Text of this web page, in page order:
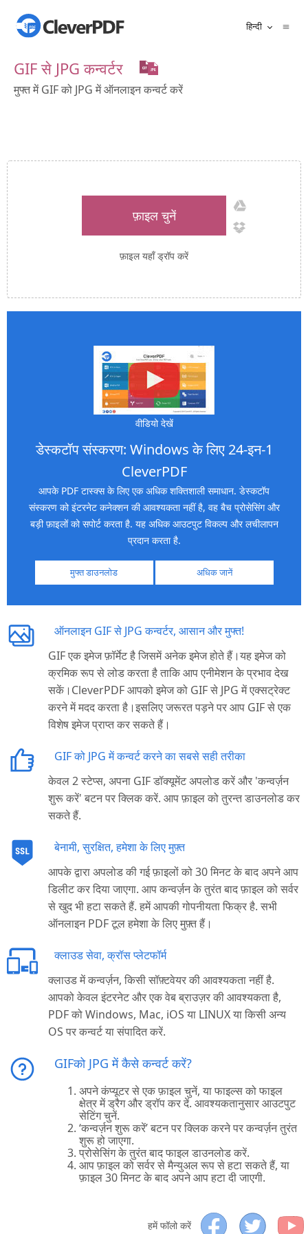
हिन्दी
GIF से JPG कन्वर्टर
मुफ्त में GIF को JPG में ऑनलाइन कन्वर्ट करें
फ़ाइल चुनें
फ़ाइल यहाँ ड्रॉप करें
वीडियो देखें
डेस्कटॉप संस्करण: Windows के लिए 24-इन-1
CleverPDF
आपके PDF टास्क्स के लिए एक अधिक शक्तिशाली समाधान. डेस्कटॉप
संस्करण को इंटरनेट कनेक्शन की आवश्यकता नहीं है, वह बैच प्रोसेसिंग और
बड़ी फ़ाइलों को सपोर्ट करता है. यह अधिक आउटपुट विकल्प और लचीलापन
प्रदान करता है.
मुफ्त डाउनलोड अधिक जानें
ऑनलाइन GIF से JPG कन्वर्टर, आसान और मुफ्त!
GIF एक इमेज फ़ॉर्मेट है जिसमें अनेक इमेज होते हैं।यह इमेज को
क्रमिक रूप से लोड करता है ताकि आप एनीमेशन के प्रभाव देख
सकें।CleverPDF आपको इमेज को GIF से JPG में एक्सट्रेक्ट
करने में मदद करता है।इसलिए जरूरत पड़ने पर आप GIF से एक
विशेष इमेज प्राप्त कर सकते हैं।
GIF को JPG में कन्वर्ट करने का सबसे सही तरीका
केवल 2 स्टेप्स, अपना GIF डॉक्यूमेंट अपलोड करें और 'कन्वर्ज़न
शुरू करें' बटन पर क्लिक करें. आप फ़ाइल को तुरन्त डाउनलोड कर
सकते हैं.
बेनामी, सुरक्षित, हमेशा के लिए मुफ़्त
आपके द्वारा अपलोड की गई फ़ाइलों को 30 मिनट के बाद अपने आप
डिलीट कर दिया जाएगा. आप कन्वर्ज़न के तुरंत बाद फ़ाइल को सर्वर
से खुद भी हटा सकते हैं. हमें आपकी गोपनीयता फिक्र है. सभी
ऑनलाइन PDF टूल हमेशा के लिए मुफ़्त हैं।
क्लाउड सेवा, क्रॉस प्लेटफॉर्म
क्लाउड में कन्वर्ज़न, किसी सॉफ़्टवेयर की आवश्यकता नहीं है.
आपको केवल इंटरनेट और एक वेब ब्राउज़र की आवश्यकता है,
PDF को Windows, Mac, iOS या LINUX या किसी अन्य
OS पर कन्वर्ट या संपादित करें.
GIFको JPG में कैसे कन्वर्ट करें?
अपने कंप्यूटर से एक फ़ाइल चुनें, या फाइल्स को फाइल
क्षेत्र में ड्रैग और ड्रॉप कर दें. आवश्यकतानुसार आउटपुट
सेटिंग चुनें.
‘कन्वर्ज़न शुरू करें’ बटन पर क्लिक करने पर कन्वर्ज़न तुरंत
शुरू हो जाएगा.
प्रोसेसिंग के तुरंत बाद फाइल डाउनलोड करें.
आप फ़ाइल को सर्वर से मैन्युअल रूप से हटा सकते हैं, या
फ़ाइल 30 मिनट के बाद अपने आप हटा दी जाएगी.
हमें फॉलो करें